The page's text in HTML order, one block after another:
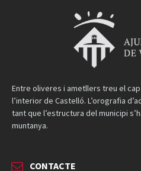
Entre oliveres i ametllers treu el
l’interior de Castelló. L’orografia
tant que l’estructura del municipi
muntanya.
CONTACTE